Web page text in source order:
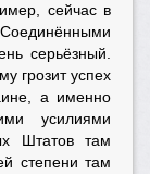
сейчас в
серьёзный.
грозит успех
а именно
усилиями
Штатов там
степени там